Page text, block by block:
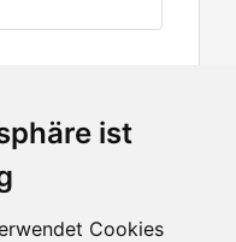
ist
Cookies